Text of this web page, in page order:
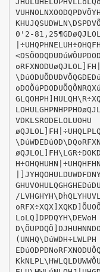
0'2-
VDKLSRODELOLUOHU
/
LoLQ]DPDQYH\DEWoH
(UNHQ\DúWDH÷LWLPH